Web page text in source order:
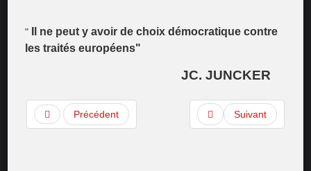
"
Il ne peut y avoir de choix démocratique contre
les traités européens"
JC. JUNCKER
Précédent Suivant